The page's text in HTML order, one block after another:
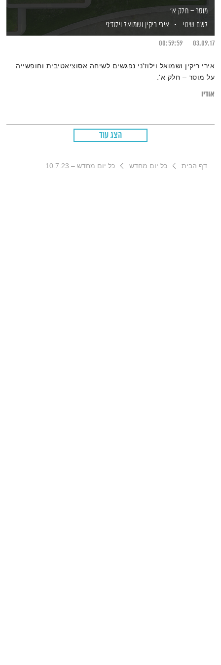
מוסר – חלק א'
לשם שינוי
אירי ריקין ושמואל וילוז'ני
03.09.17
00:59:59
אירי ריקין ושמואל וילוז'ני נפגשים לשיחה אסוציאטיבית וחופשייה
על מוסר – חלק א'.
אודיו
הצג עוד
דף הבית כל יום מחדש כל יום מחדש – 10.7.23